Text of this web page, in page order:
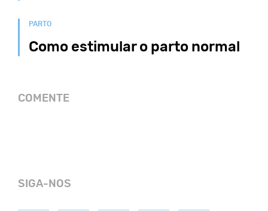
PARTO
Como estimular o parto normal
COMENTE
SIGA-NOS